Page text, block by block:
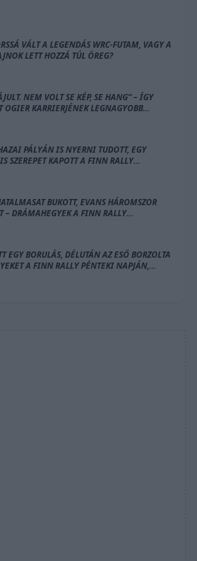
VÁLT A LEGENDÁS WRC-FUTAM, VAGY A
LETT HOZZÁ TÚL ÖREG?
NEM VOLT SE KÉP, SE HANG” – ÍGY
OGIER KARRIERJÉNEK LEGNAGYOBB
PÁLYÁN IS NYERNI TUDOTT, EGY
SZEREPET KAPOTT A FINN RALLY
BUKOTT, EVANS HÁROMSZOR
– DRÁMAHEGYEK A FINN RALLY
EGY BORULÁS, DÉLUTÁN AZ ESŐ BORZOLTA
A FINN RALLY PÉNTEKI NAPJÁN,